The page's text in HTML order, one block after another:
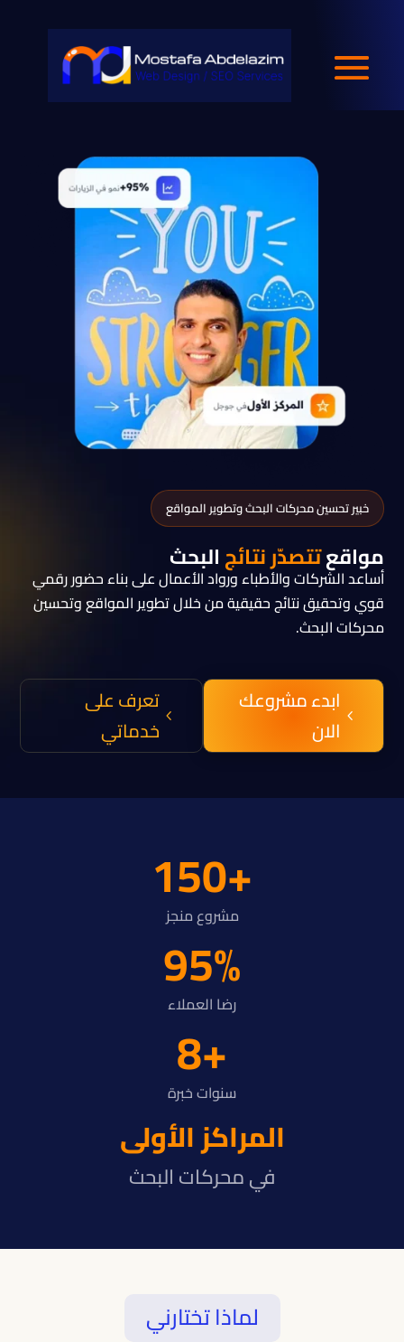
خبير تحسين محركات البحث وتطوير المواقع
مواقعتتصدّر نتائجالبحث
أساعد الشركات والأطباء ورواد الأعمال على بناء حضور رقمي
قوي وتحقيق نتائج حقيقية من خلال تطوير المواقع وتحسين
محركات البحث.
4 ابدء مشروعك
الان
4 تعرف على
خدماتي
+150مشروع منجز
95%
رضا العملاء
+8
سنوات خبرة
المراكز الأولى
في محركات البحث
لماذا تختارني